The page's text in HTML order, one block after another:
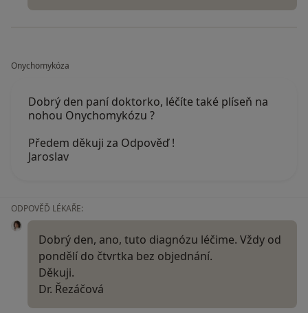
Onychomykóza
Dobrý den paní doktorko, léčíte také plíseň na
nohou Onychomykózu ?
Předem děkuji za Odpověď !
Jaroslav
ODPOVĚĎ LÉKAŘE:
Dobrý den, ano, tuto diagnózu léčime. Vždy od
pondělí do čtvrtka bez objednání.
Děkuji.
Dr. Řezáčová